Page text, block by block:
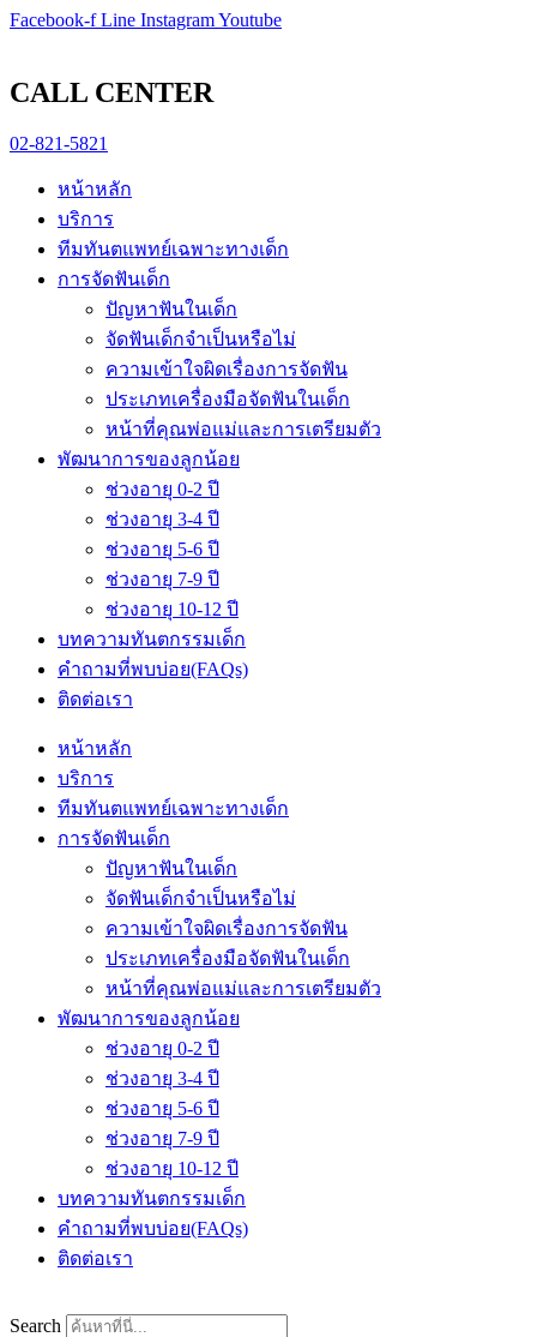
Skip
Facebook-f Line InstagramYoutube
CALL CENTER
02-821-5821
หน้าหลัก
บริการ
ทีมทันตแพทย์เฉพาะทางเด็ก
การจัดฟันเด็ก
ปัญหาฟันในเด็ก
จัดฟันเด็กจำเป็นหรือไม่
ความเข้าใจผิดเรื่องการจัดฟัน
ประเภทเครื่องมือจัดฟันในเด็ก
หน้าที่คุณพ่อแม่และการเตรียมตัว
พัฒนาการของลูกน้อย
ช่วงอายุ 0-2 ปี
ช่วงอายุ 3-4 ปี
ช่วงอายุ 5-6 ปี
ช่วงอายุ 7-9 ปี
ช่วงอายุ 10-12 ปี
บทความทันตกรรมเด็ก
คำถามที่พบบ่อย(FAQs)
ติดต่อเรา
หน้าหลัก
บริการ
ทีมทันตแพทย์เฉพาะทางเด็ก
การจัดฟันเด็ก
ปัญหาฟันในเด็ก
จัดฟันเด็กจำเป็นหรือไม่
ความเข้าใจผิดเรื่องการจัดฟัน
ประเภทเครื่องมือจัดฟันในเด็ก
หน้าที่คุณพ่อแม่และการเตรียมตัว
พัฒนาการของลูกน้อย
ช่วงอายุ 0-2 ปี
ช่วงอายุ 3-4 ปี
ช่วงอายุ 5-6 ปี
ช่วงอายุ 7-9 ปี
ช่วงอายุ 10-12 ปี
บทความทันตกรรมเด็ก
คำถามที่พบบ่อย(FAQs)
ติดต่อเรา
Search